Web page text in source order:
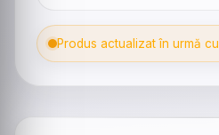
Produs actualizat în urmă cu